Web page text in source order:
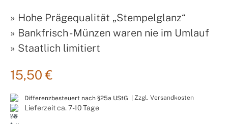
» Hohe Prägequalität „Stempelglanz“
» Bankfrisch - Münzen waren nie im Umlauf
» Staatlich limitiert
15,50 €
Differenzbesteuert nach §25a UStG | Zzgl. Versandkosten
Lieferzeit ca. 7-10 Tage